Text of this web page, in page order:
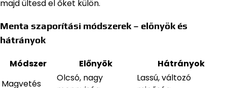
majd ültesd el őket külön.
Menta szaporítási módszerek – előnyök és
hátrányok
Módszer Előnyök
Hátrányok
Magvetés
Olcsó, nagy
Lassú, változó